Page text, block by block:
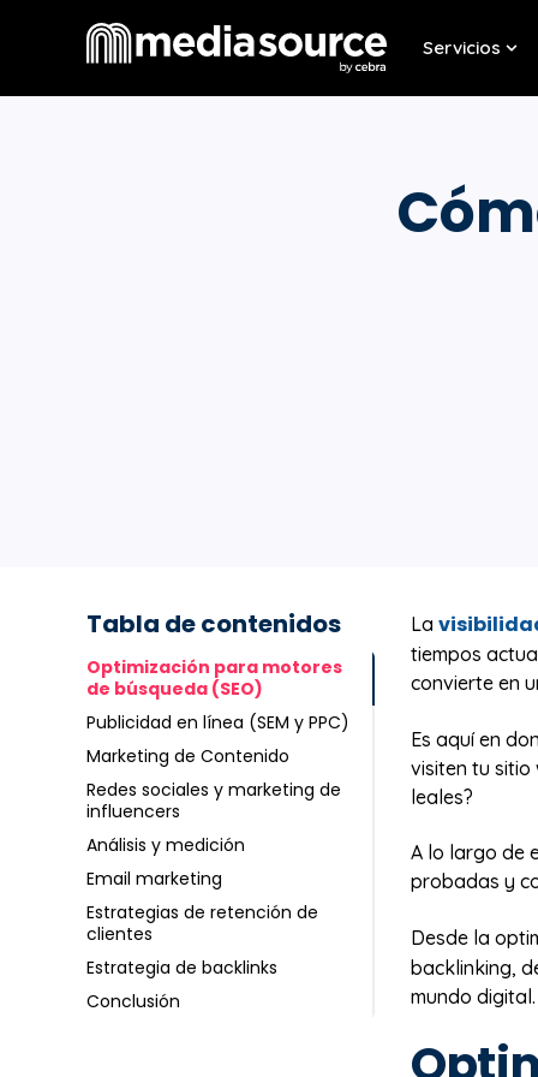
Servicios
Tabla de contenidos
Optimización para motores
de búsqueda (SEO)
Publicidad en línea (SEM y PPC)
Marketing de Contenido
Redes sociales y marketing de
influencers
Análisis y medición
Email marketing
Estrategias de retención de
clientes
Estrategia de backlinks
Conclusión
La
tiempos
convierte en
Es aquí en
visiten tu sitio
leales?
A lo largo de
probadas y
Desde la
backlinking,
mundo digital.